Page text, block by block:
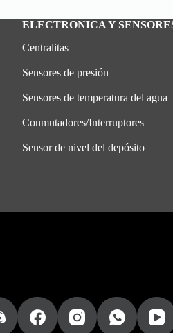
ELECTRONICA Y
Centralitas
Sensores de presión
Sensores de temperatura del agua
Conmutadores/Interruptores
Sensor de nivel del depósito